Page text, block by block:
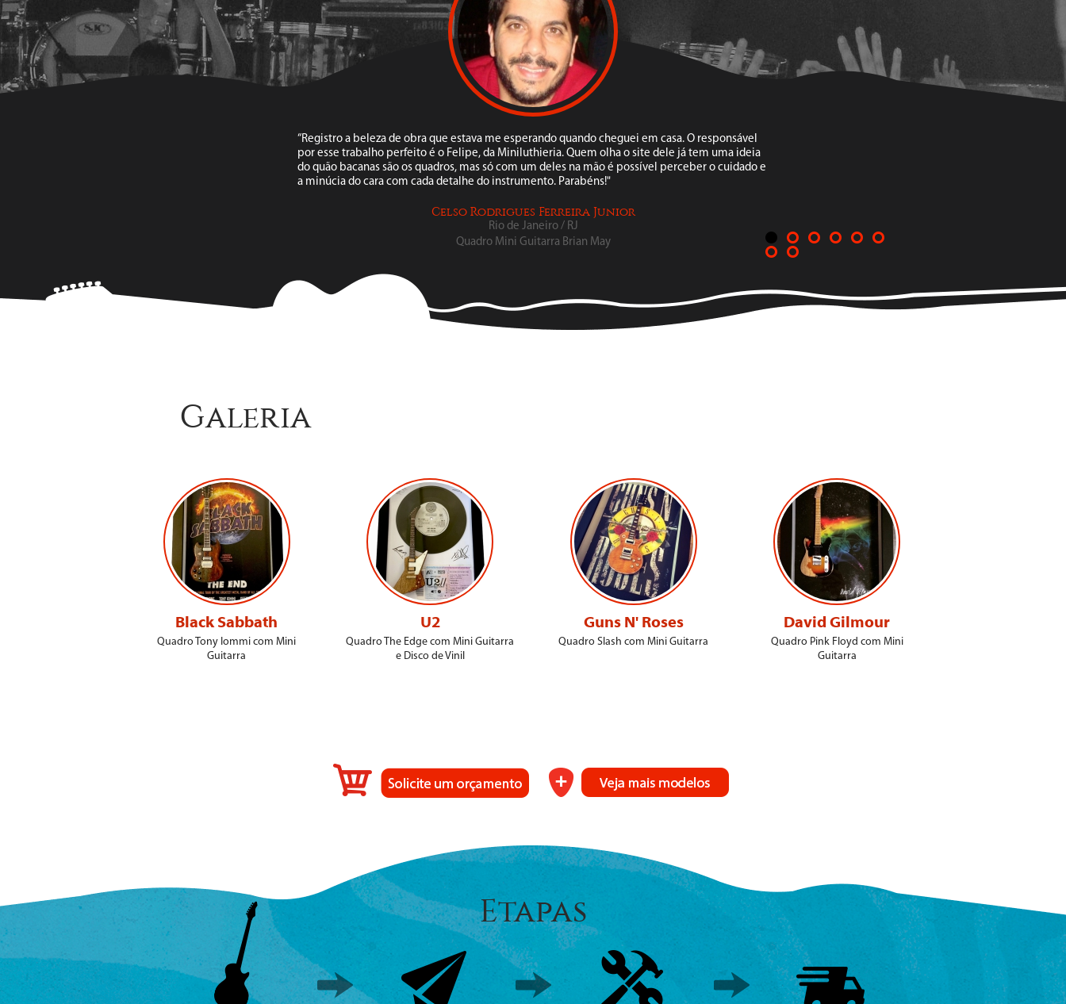
“Registro a beleza de obra que estava me esperando quando cheguei em casa. O responsável
por esse trabalho perfeito é o Felipe, da Miniluthieria. Quem olha o site dele já tem uma ideia
do quão bacanas são os quadros, mas só com um deles na mão é possível perceber o cuidado e
a minúcia do cara com cada detalhe do instrumento. Parabéns!"
Celso Rodrigues Ferreira Junior
Rio de Janeiro / RJ
Quadro Mini Guitarra Brian May
1 2 3 4 5
6
7
8
Galeria
Black Sabbath
Quadro Tony Iommi com Mini
Guitarra
U2
Quadro The Edge com Mini Guitarra
e Disco de Vinil
Guns N' Roses
Quadro Slash com Mini Guitarra
David Gilmour
Quadro Pink Floyd com Mini
Guitarra
Etapas